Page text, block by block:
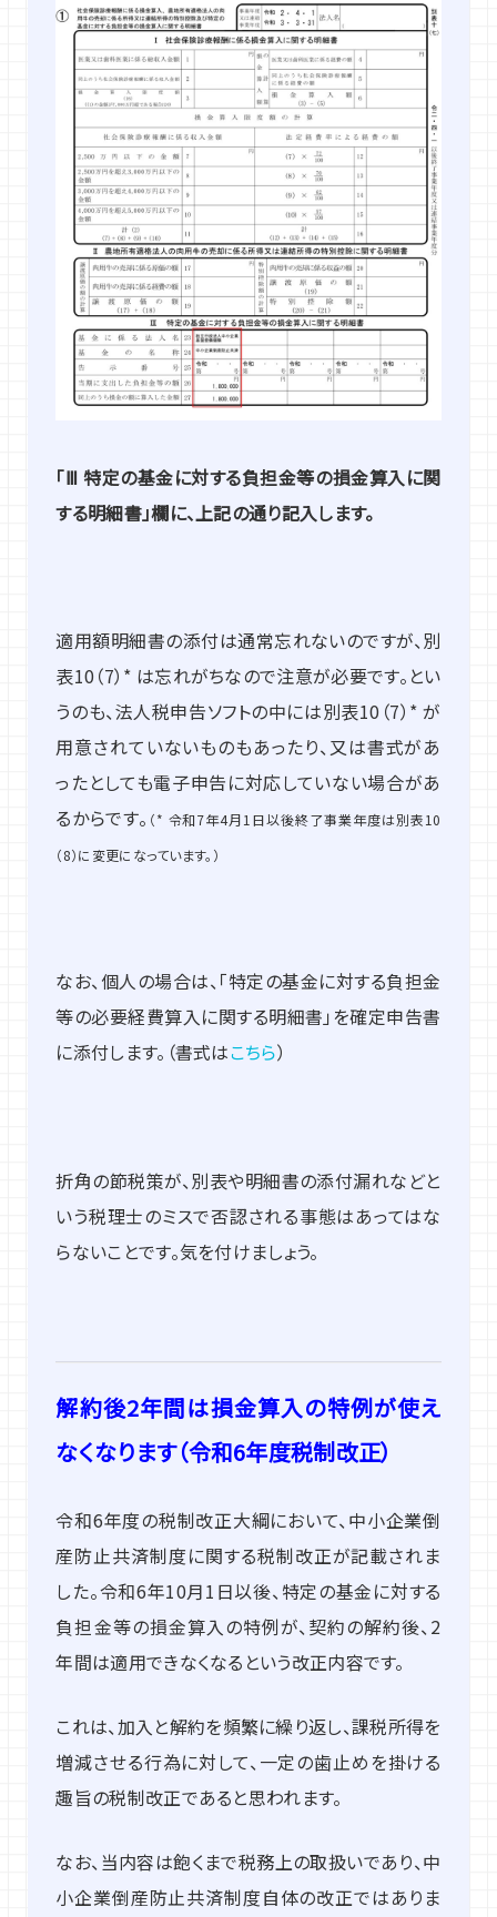
「Ⅲ 特定の基金に対する負担金等の損金算入に関
する明細書」欄に、上記の通り記入します。
適用額明細書の添付は通常忘れないのですが、別
表10（7）* は忘れがちなので注意が必要です。とい
うのも、法人税申告ソフトの中には別表10（7）* が
用意されていないものもあったり、又は書式があ
ったとしても電子申告に対応していない場合があ
るからです。 （* 令和7年4月1日以後終了事業年度は別表10
（8）に変更になっています。）
なお、個人の場合は、「特定の基金に対する負担金
等の必要経費算入に関する明細書」を確定申告書
に添付します。（書式はこちら）
折角の節税策が、別表や明細書の添付漏れなどと
いう税理士のミスで否認される事態はあってはな
らないことです。気を付けましょう。
解約後2年間は損金算入の特例が使え
なくなります（令和6年度税制改正）
令和6年度の税制改正大綱において、中小企業倒
産防止共済制度に関する税制改正が記載されま
した。令和6年10月1日以後、特定の基金に対する
負担金等の損金算入の特例が、契約の解約後、2
年間は適用できなくなるという改正内容です。
これは、加入と解約を頻繁に繰り返し、課税所得を
増減させる行為に対して、一定の歯止めを掛ける
趣旨の税制改正であると思われます。
なお、当内容は飽くまで税務上の取扱いであり、中
小企業倒産防止共済制度自体の改正ではありま